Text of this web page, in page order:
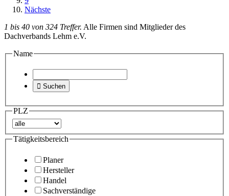
Nächste
1 bis 40 von 324 Treffer. Alle Firmen sind Mitglieder des
Dachverbands Lehm e.V.
Name
 Suchen
PLZ
Tätigkeitsbereich
Planer
Hersteller
Handel
Sachverständige